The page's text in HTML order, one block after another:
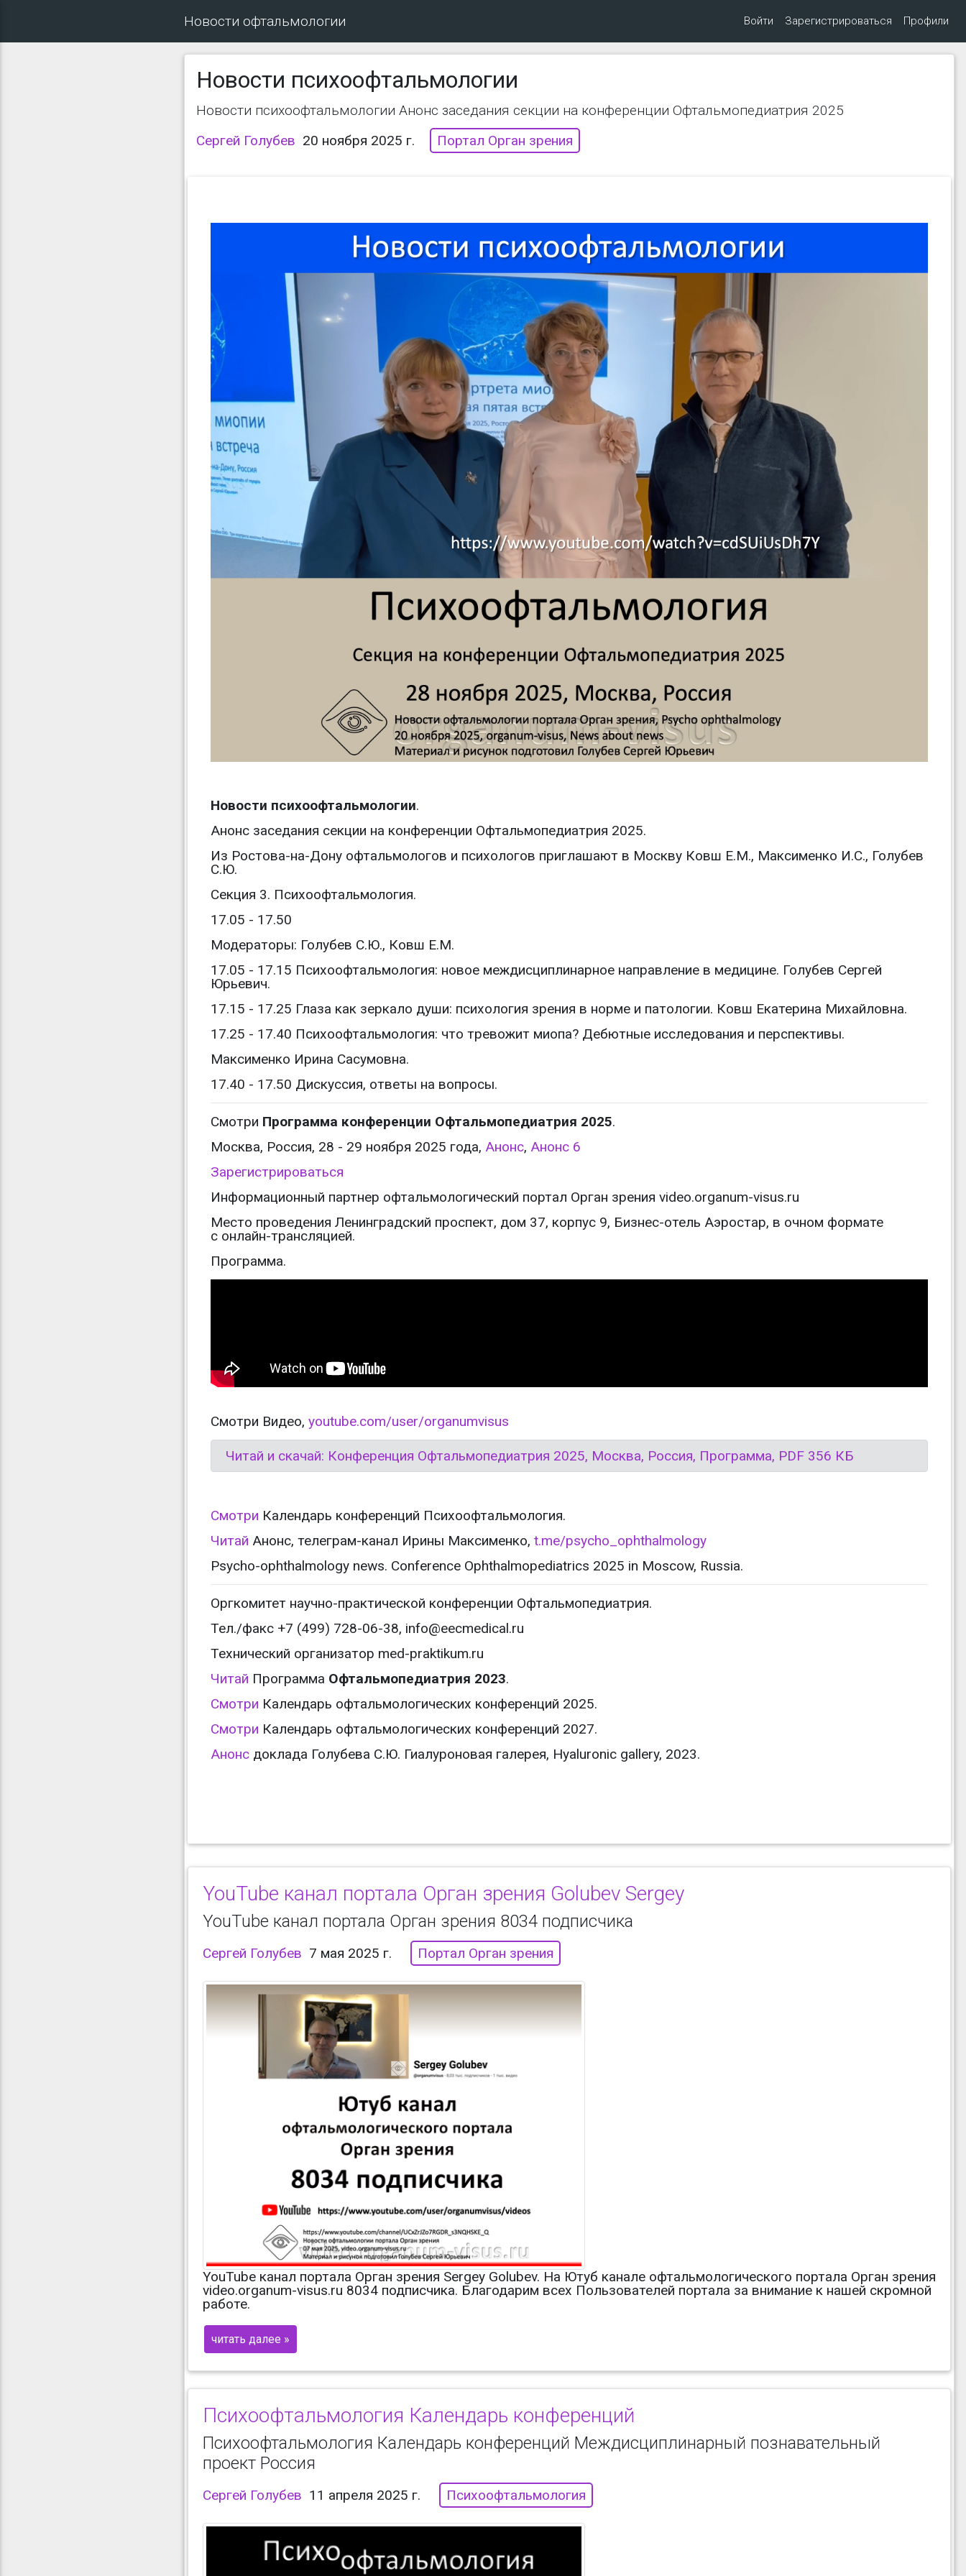
Новости офтальмологии Войти Зарегистрироваться Профили
Новости психоофтальмологии
Новости психоофтальмологии Анонс заседания секции на конференции Офтальмопедиатрия 2025
Сергей Голубев 20 ноября 2025 г. Портал Орган зрения
Новости психоофтальмологии.
Анонс заседания секции на конференции Офтальмопедиатрия 2025.
Из Ростова-на-Дону офтальмологов и психологов приглашают в Москву Ковш Е.М., Максименко И.С., Голубев
С.Ю.
Секция 3. Психоофтальмология.
17.05 - 17.50
Модераторы: Голубев С.Ю., Ковш Е.М.
17.05 - 17.15 Психоофтальмология: новое междисциплинарное направление в медицине. Голубев Сергей
Юрьевич.
17.15 - 17.25 Глаза как зеркало души: психология зрения в норме и патологии. Ковш Екатерина Михайловна.
17.25 - 17.40 Психоофтальмология: что тревожит миопа? Дебютные исследования и перспективы.
Максименко Ирина Сасумовна.
17.40 - 17.50 Дискуссия, ответы на вопросы.
Смотри Программа конференции Офтальмопедиатрия 2025.
Москва, Россия, 28 - 29 ноября 2025 года, Анонс, Анонс 6
Зарегистрироваться
Информационный партнер офтальмологический портал Орган зрения video.organum-visus.ru
Место проведения Ленинградский проспект, дом 37, корпус 9, Бизнес-отель Аэростар, в очном формате
с онлайн-трансляцией.
Программа.
Смотри Видео, youtube.com/user/organumvisus
Читай и скачай: Конференция Офтальмопедиатрия 2025, Москва, Россия, Программа, PDF 356 КБ
Смотри Календарь конференций Психоофтальмология.
Читай Анонс, телеграм-канал Ирины Максименко, t.me/psycho_ophthalmology
Psycho-ophthalmology news. Conference Ophthalmopediatrics 2025 in Moscow, Russia.
Оргкомитет научно-практической конференции Офтальмопедиатрия.
Тел./факс +7 (499) 728-06-38, info@eecmedical.ru
Технический организатор med-praktikum.ru
Читай Программа Офтальмопедиатрия 2023.
Смотри Календарь офтальмологических конференций 2025.
Смотри Календарь офтальмологических конференций 2027.
Анонс доклада Голубева С.Ю. Гиалуроновая галерея, Hyaluronic gallery, 2023.
YouTube канал портала Орган зрения Golubev Sergey
YouTube канал портала Орган зрения 8034 подписчика
Сергей Голубев 7 мая 2025 г. Портал Орган зрения
YouTube канал портала Орган зрения Sergey Golubev. На Ютуб канале офтальмологического портала Орган зрения
video.organum-visus.ru 8034 подписчика. Благодарим всех Пользователей портала за внимание к нашей скромной
работе.
читать далее »
Психоофтальмология Календарь конференций
Психоофтальмология Календарь конференций Междисциплинарный познавательный
проект Россия
Сергей Голубев 11 апреля 2025 г. Психоофтальмология